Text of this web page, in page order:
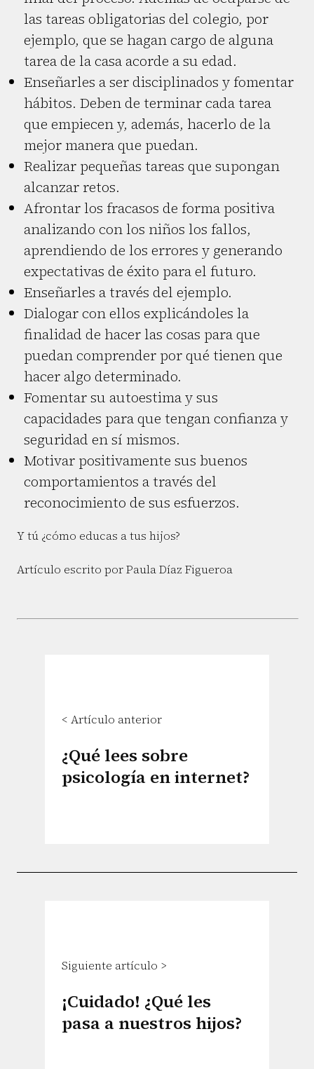
las tareas obligatorias del colegio, por
ejemplo, que se hagan cargo de alguna
tarea de la casa acorde a su edad.
Enseñarles a ser disciplinados y fomentar
hábitos. Deben de terminar cada tarea
que empiecen y, además, hacerlo de la
mejor manera que puedan.
Realizar pequeñas tareas que supongan
alcanzar retos.
Afrontar los fracasos de forma positiva
analizando con los niños los fallos,
aprendiendo de los errores y generando
expectativas de éxito para el futuro.
Enseñarles a través del ejemplo.
Dialogar con ellos explicándoles la
finalidad de hacer las cosas para que
puedan comprender por qué tienen que
hacer algo determinado.
Fomentar su autoestima y sus
capacidades para que tengan confianza y
seguridad en sí mismos.
Motivar positivamente sus buenos
comportamientos a través del
reconocimiento de sus esfuerzos.
Y tú ¿cómo educas a tus hijos?
Artículo escrito por Paula Díaz Figueroa
< Artículo anterior
¿Qué lees sobre
psicología en internet?
Siguiente artículo >
¡Cuidado! ¿Qué les
pasa a nuestros hijos?